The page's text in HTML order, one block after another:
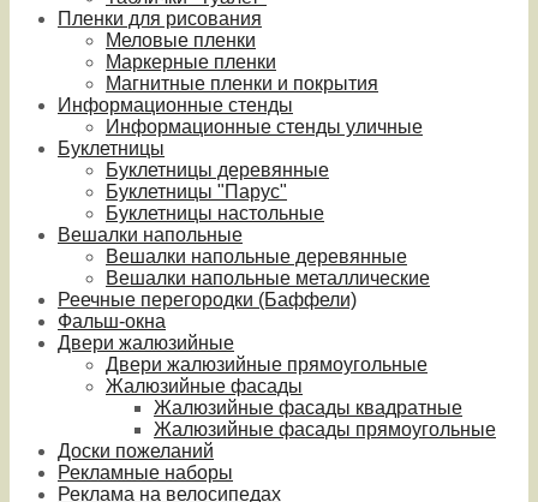
Пленки для рисования
Меловые пленки
Маркерные пленки
Магнитные пленки и покрытия
Информационные стенды
Информационные стенды уличные
Буклетницы
Буклетницы деревянные
Буклетницы "Парус"
Буклетницы настольные
Вешалки напольные
Вешалки напольные деревянные
Вешалки напольные металлические
Реечные перегородки (Баффели)
Фальш-окна
Двери жалюзийные
Двери жалюзийные прямоугольные
Жалюзийные фасады
Жалюзийные фасады квадратные
Жалюзийные фасады прямоугольные
Доски пожеланий
Рекламные наборы
Реклама на велосипедах